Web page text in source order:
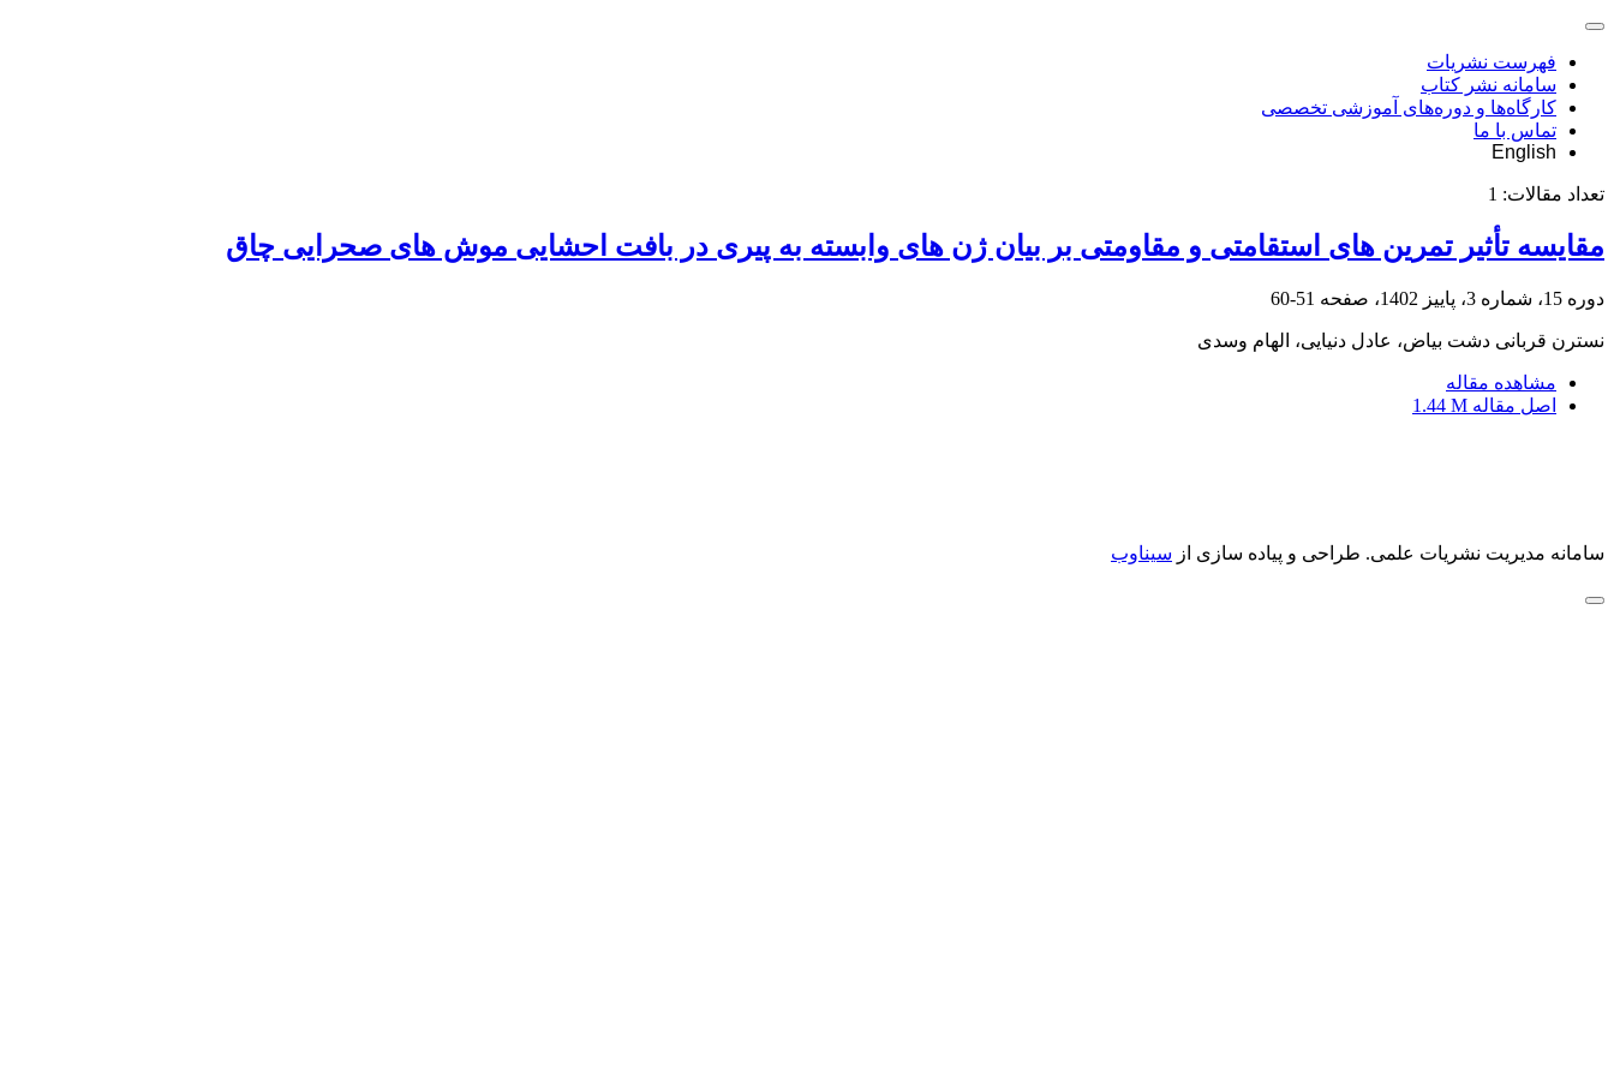
فهرست نشریات
سامانه نشر کتاب
کارگاه‌ها و دوره‌های آموزشی تخصصی
تماس با ما
English
تعداد مقالات: 1
مقایسه تأثیر تمرین های استقامتی و مقاومتی بر بیان ژن های وابسته به پیری در بافت احشایی موش های صحرایی چاق
دوره 15، شماره 3، پاییز 1402، صفحه 51-60
نسترن قربانی دشت بیاض، عادل دنیایی، الهام وسدی
مشاهده مقاله
اصل مقاله 1.44 M
سامانه مدیریت نشریات علمی. طراحی و پیاده سازی از سیناوب